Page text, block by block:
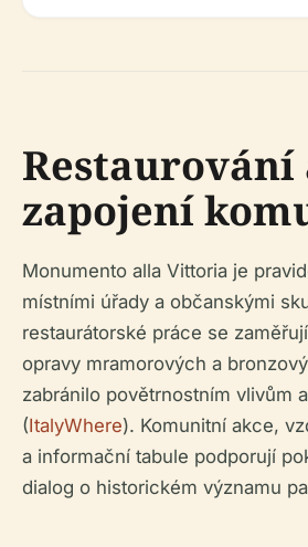
Restaurování
zapojení
Monumento alla Vittoria je
místními úřady a občanskými
restaurátorské práce se
opravy mramorových a
zabránilo povětrnostním vlivům
(ItalyWhere). Komunitní akce,
a informační tabule podporují
dialog o historickém významu